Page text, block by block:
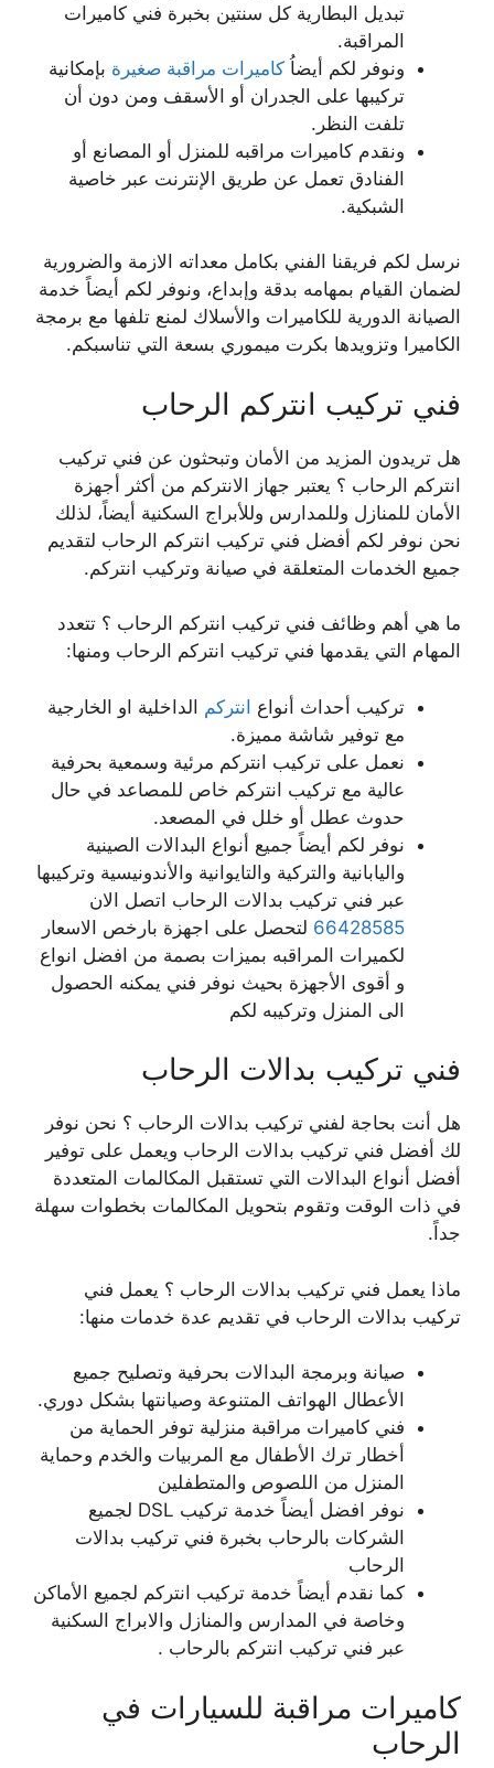
تبديل البطارية كل سنتين بخبرة فني كاميرات
المراقبة.
ونوفر لكم أيضاُ كاميرات مراقبة صغيرة بإمكانية
تركيبها على الجدران أو الأسقف ومن دون أن
تلفت النظر.
ونقدم كاميرات مراقبه للمنزل أو المصانع أو
الفنادق تعمل عن طريق الإنترنت عبر خاصية
الشبكية.
نرسل لكم فريقنا الفني بكامل معداته الازمة والضرورية
لضمان القيام بمهامه بدقة وإبداع، ونوفر لكم أيضاً خدمة
الصيانة الدورية للكاميرات والأسلاك لمنع تلفها مع برمجة
الكاميرا وتزويدها بكرت ميموري بسعة التي تناسبكم.
فني تركيب انتركم الرحاب
هل تريدون المزيد من الأمان وتبحثون عن فني تركيب
انتركم الرحاب ؟ يعتبر جهاز الانتركم من أكثر أجهزة
الأمان للمنازل وللمدارس وللأبراج السكنية أيضاً، لذلك
نحن نوفر لكم أفضل فني تركيب انتركم الرحاب لتقديم
جميع الخدمات المتعلقة في صيانة وتركيب انتركم.
ما هي أهم وظائف فني تركيب انتركم الرحاب ؟ تتعدد
المهام التي يقدمها فني تركيب انتركم الرحاب ومنها:
تركيب أحداث أنواع انتركم الداخلية او الخارجية
مع توفير شاشة مميزة.
نعمل على تركيب انتركم مرئية وسمعية بحرفية
عالية مع تركيب انتركم خاص للمصاعد في حال
حدوث عطل أو خلل في المصعد.
نوفر لكم أيضاً جميع أنواع البدالات الصينية
واليابانية والتركية والتايوانية والأندونيسية وتركيبها
عبر فني تركيب بدالات الرحاب اتصل الان
66428585 لتحصل على اجهزة بارخص الاسعار
لكميرات المراقبه بميزات بصمة من افضل انواع
و أقوى الأجهزة بحيث نوفر فني يمكنه الحصول
الى المنزل وتركيبه لكم
فني تركيب بدالات الرحاب
هل أنت بحاجة لفني تركيب بدالات الرحاب ؟ نحن نوفر
لك أفضل فني تركيب بدالات الرحاب ويعمل على توفير
أفضل أنواع البدالات التي تستقبل المكالمات المتعددة
في ذات الوقت وتقوم بتحويل المكالمات بخطوات سهلة
جداً.
ماذا يعمل فني تركيب بدالات الرحاب ؟ يعمل فني
تركيب بدالات الرحاب في تقديم عدة خدمات منها:
صيانة وبرمجة البدالات بحرفية وتصليح جميع
الأعطال الهواتف المتنوعة وصيانتها بشكل دوري.
فني كاميرات مراقبة منزلية توفر الحماية من
أخطار ترك الأطفال مع المربيات والخدم وحماية
المنزل من اللصوص والمتطفلين
نوفر افضل أيضاً خدمة تركيب DSL لجميع
الشركات بالرحاب بخبرة فني تركيب بدالات
الرحاب
كما نقدم أيضاً خدمة تركيب انتركم لجميع الأماكن
وخاصة في المدارس والمنازل والابراج السكنية
عبر فني تركيب انتركم بالرحاب .
كاميرات مراقبة للسيارات في
الرحاب